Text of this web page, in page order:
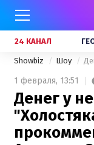
24 КАНАЛ
Showbiz Шоу
1 февраля, 13:51
Денег у